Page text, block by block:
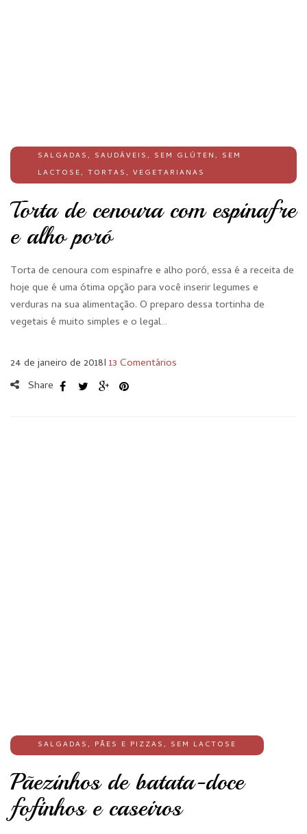
SALGADAS, SAUDÁVEIS, SEM GLÚTEN, SEM
LACTOSE, TORTAS, VEGETARIANAS
Torta de cenoura com espinafre
e alho poró
Torta de cenoura com espinafre e alho poró, essa é a receita de
hoje que é uma ótima opção para você inserir legumes e
verduras na sua alimentação. O preparo dessa tortinha de
vegetais é muito simples e o legal…
24 de janeiro de 2018I 13 Comentários
Share
SALGADAS, PÃES E PIZZAS, SEM LACTOSE
Pãezinhos de batata-doce
fofinhos e caseiros